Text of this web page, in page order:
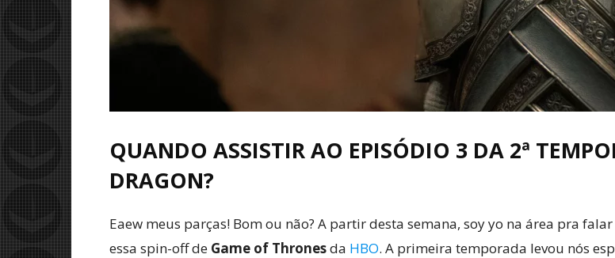
QUANDO ASSISTIR AO EPISÓDIO 3 DA 2ª
DRAGON?
Eaew meus parças! Bom ou não? A partir desta semana, soy yo na área pra
essa spin-off de Game of Thronesda HBO. A primeira temporada levou nós